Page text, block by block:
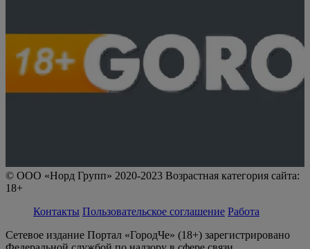
© ООО «Норд Групп» 2020-2023 Возрастная категория сайта:
18+
Контакты Пользовательское соглашение Работа
Сетевое издание Портал «ГородЧе» (18+) зарегистрировано